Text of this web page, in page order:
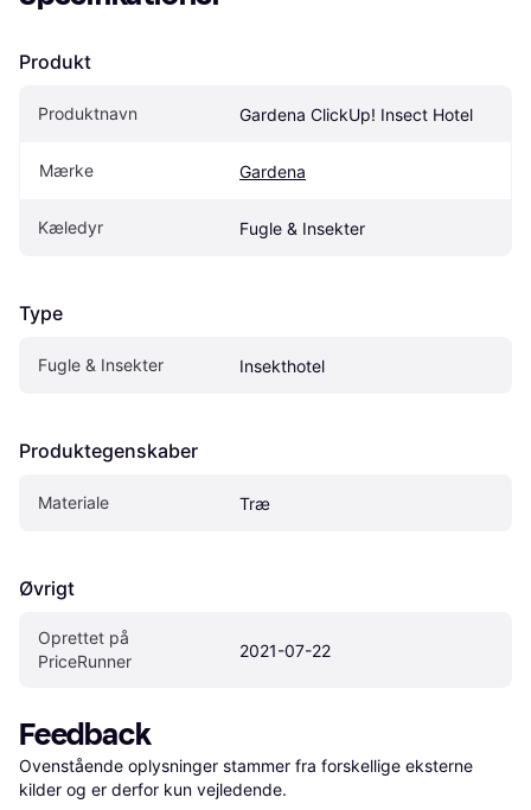
Produkt
Produktnavn Gardena ClickUp! Insect Hotel
Mærke Gardena
Kæledyr Fugle & Insekter
Type
Fugle & Insekter Insekthotel
Produktegenskaber
Materiale Træ
Øvrigt
Oprettet på
PriceRunner
2021-07-22
Feedback
Ovenstående oplysninger stammer fra forskellige eksterne
kilder og er derfor kun vejledende.